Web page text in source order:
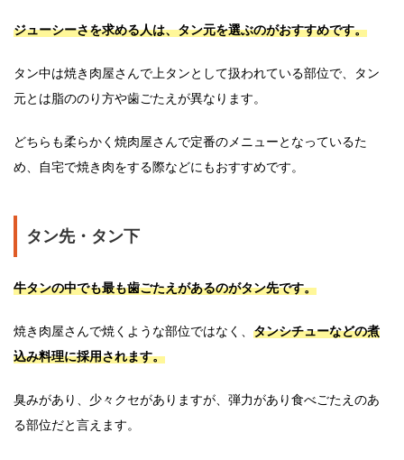
ジューシーさを求める人は、タン元を選ぶのがおすすめです。
タン中は焼き肉屋さんで上タンとして扱われている部位で、タン
元とは脂ののり方や歯ごたえが異なります。
どちらも柔らかく焼肉屋さんで定番のメニューとなっているた
め、自宅で焼き肉をする際などにもおすすめです。
タン先・タン下
牛タンの中でも最も歯ごたえがあるのがタン先です。
焼き肉屋さんで焼くような部位ではなく、 タンシチューなどの煮
込み料理に採用されます。
臭みがあり、少々クセがありますが、弾力があり食べごたえのあ
る部位だと言えます。